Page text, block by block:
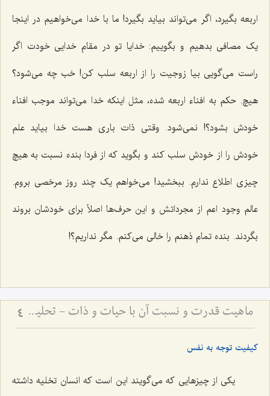
اربعه بگیرد، اگر می‌تواند بیاید بگیرد! ما با خدا می‌خواهیم در اینجا
یک مصافی بدهیم و بگوییم: خدایا تو در مقام خدایی خودت اگر
راست می‌گویی بیا زوجیت را از اربعه سلب کن! خب چه می‌شود؟
هیچ. حکم به افناء اربعه شده، مثل اینکه خدا می‌تواند موجب افناء
خودش بشود؟! نمی‌شود. وقتی ذات باری هست خدا بیاید علم
خودش را از خودش سلب کند و بگوید که از فردا بنده نسبت به هیچ
چیزی اطلاع ندارم. ببخشید! می‌خواهم یک چند روز مرخصی بروم.
عالم وجود اعم از مجرداتش و این حرف‌ها اصلاً برای خودشان بروند
بگردند. بنده تمام ذهنم را خالی می‌کنم. مگر نداریم؟!
ماهیت قدرت و نسبت آن با حیات و ذات - تحلیل فلسفیِ تلازمِ قدرت با وجود و نقد اوهام انسانی 4
کیفیت توجه به نفس
یکی از چیزهایی که می‌گویند این است که انسان تخلیه داشته